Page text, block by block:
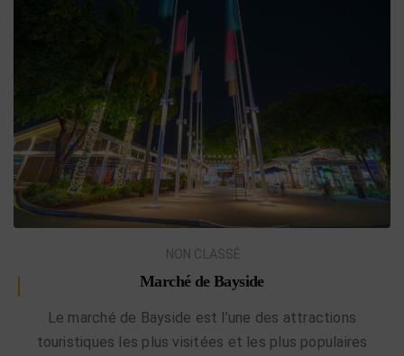
NON CLASSÉ
Marché de Bayside
Le marché de Bayside est l’une des attractions
touristiques les plus visitées et les plus populaires